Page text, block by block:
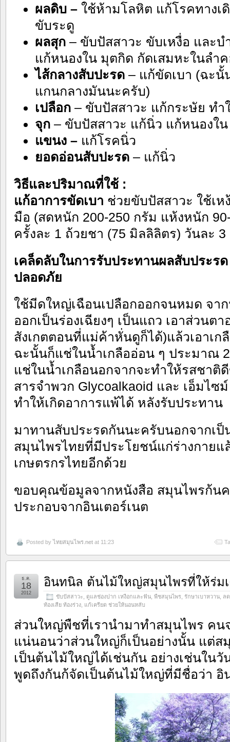
ผลดิบ –ใช้ห้ามโลหิต แก้โรคทางเ
ขับระดู
ผลสุก– ขับปัสสาวะ ขับเหงื่อ และบ
แก้หนองใน มุตกิด กัดเสมหะในลำ
ไส้กลางสับปะรด– แก้ขัดเบา (ฉะนั้
แกนกลางมันนะครับ)
เปลือก– ขับปัสสาวะ แก้กระษัย ทำ
จุก– ขับปัสสาวะ แก้นิ่ว แก้หนองใ
แขนง –แก้โรคนิ่ว
ยอดอ่อนสับปะรด– แก้นิ่ว
วิธีและปริมาณที่ใช้ :
แก้อาการขัดเบา ช่วยขับปัสสาวะ ใช้เ
มือ (สดหนัก 200-250 กรัม แห้งหนัก
ครั้งละ 1 ถ้วยชา (75 มิลลิลิตร) วันละ
เคล็ดลับในการรับประทานผลสับประรด
ปลอดภัย
ใช้มีดใหญ่เฉือนเปลือกออกจนหมด จา
ออกเป็นร่องเฉียงๆ เป็นแถว เอาส่วนต
สังเกตตอนที่แม่ค้าหั่นดูก็ได้)แล้วเอาเก
ฉะนั้นก็แช่ในน้ำเกลืออ่อน ๆ ประมาณ
แช่ในน้ำเกลือนอกจากจะทำให้รสชาติ
สารจำพวก Glycoalkaoid และ เอ็มไซ
ทำให้เกิดอาการแพ้ได้ หลังรับประทาน
มาทานสับประรดกันนะครับนอกจากเป็
สมุนไพรไทยที่มีประโยชน์แก่ร่างกายแ
เกษตรกรไทยอีกด้วย
ขอบคุณข้อมูลจากหนังสือ สมุนไพรก้น
ประกอบจากอินเตอร์เนต
Posted byไทยสมุนไพร.net at 11:23
อินทนิล ต้นไม้ใหญ่สมุนไพรที่ให้ร่มเ
ขับปัสสาวะ ดูแลช่องปาก เหงือกและฟัน พืชสมุนไพร รักษาเบาหวาน ล
ท้องเสีย ท้องร่วง แก้เครียด ช่วยให้นอนหลับ
ธ.ค.
18
2012
ส่วนใหญ่พืชที่เรานำมาทำสมุนไพร คน
แน่นอนว่าส่วนใหญ่ก็เป็นอย่างนั้น แต่ส
เป็นต้นไม้ใหญ่ได้เช่นกัน อย่างเช่นใน
พูดถึงกันก้จัดเป็นต้นไม้ใหญ่ที่มีชื่อว่า อิ